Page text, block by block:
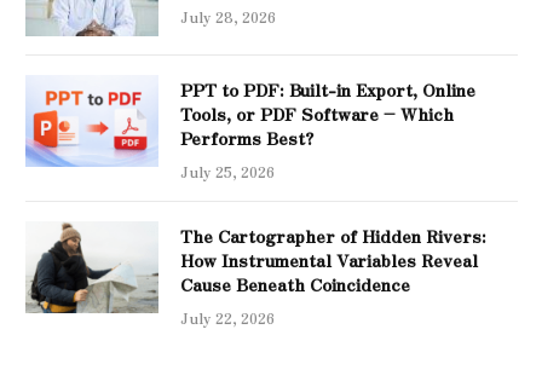
July 28, 2026
PPT to PDF: Built-in Export, Online
Tools, or PDF Software – Which
Performs Best?
July 25, 2026
The Cartographer of Hidden Rivers:
How Instrumental Variables Reveal
Cause Beneath Coincidence
July 22, 2026